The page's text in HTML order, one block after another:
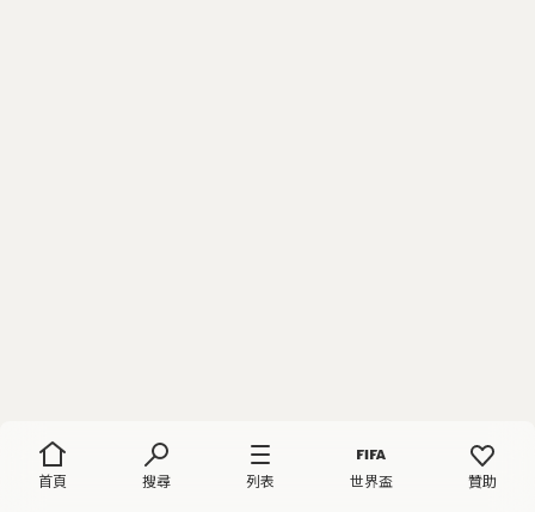
首頁 搜尋 列表 世界盃 贊助